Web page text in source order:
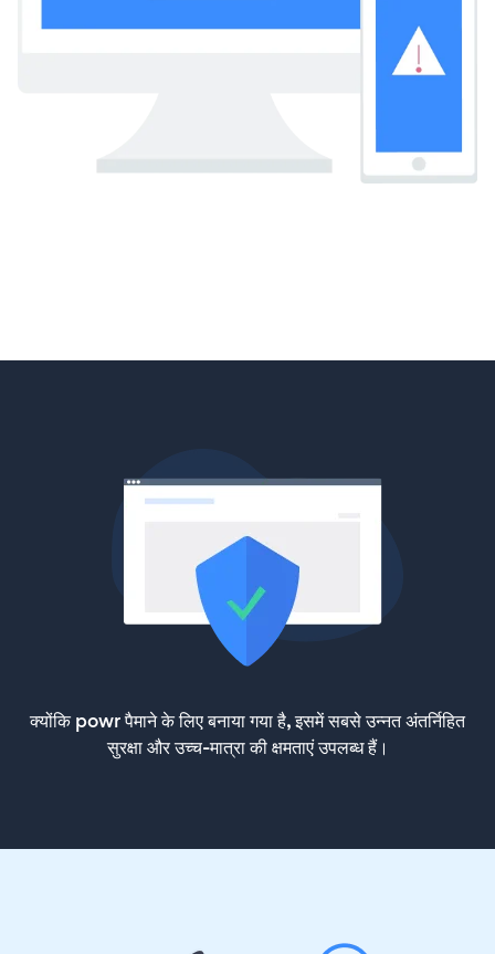
क्योंकि powr पैमाने के लिए बनाया गया है, इसमें सबसे उन्नत अंतर्निहित
सुरक्षा और उच्च-मात्रा की क्षमताएं उपलब्ध हैं।